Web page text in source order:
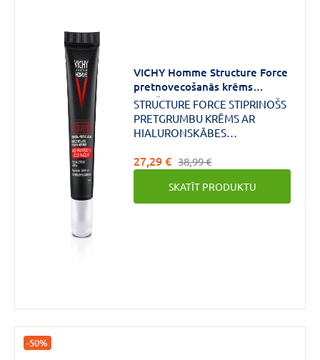
VICHY Homme Structure Force
pretnovecošanās krēms
vīriešiem, 50ml
STRUCTURE FORCE STIPRINOŠS
PRETGRUMBU KRĒMS AR
HIALURONSKĀBES
ādai.Hipoalerģisks.
27,29 € 38,99 €
SKATĪT PRODUKTU
-50%